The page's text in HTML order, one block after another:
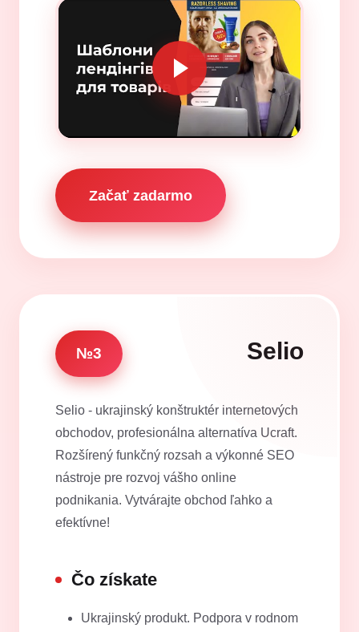
Začať zadarmo
№3 Selio
Selio - ukrajinský konštruktér internetových
obchodov, profesionálna alternatíva Ucraft.
Rozšírený funkčný rozsah a výkonné SEO
nástroje pre rozvoj vášho online
podnikania. Vytvárajte obchod ľahko a
efektívne!
Čo získate
Ukrajinský produkt. Podpora v rodnom